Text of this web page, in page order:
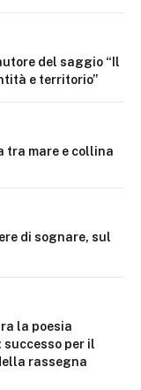
del saggio “Il
e territorio”
tra mare e collina
di sognare, sul
la poesia
successo per il
rassegna